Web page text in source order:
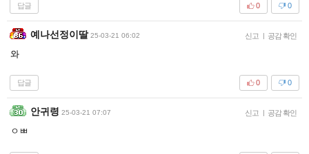
답글 0
0
예나선정이딸 25-03-21 06:02 신고 | 공감 확인
와
답글 0
0
안귀령 25-03-21 07:07 신고 | 공감 확인
ㅇㅃ